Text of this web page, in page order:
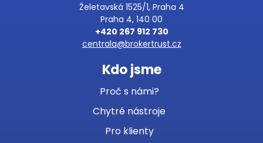
Želetavská 1525/1, Praha 4
Praha 4, 140 00
+420 267 912 730
centrala@brokertrust.cz
Kdo jsme
Proč s námi?
Chytré nástroje
Pro klienty